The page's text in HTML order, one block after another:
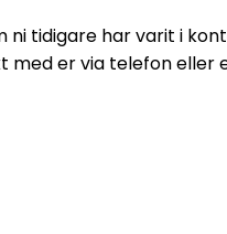
ni tidigare har varit i
med er via telefon eller